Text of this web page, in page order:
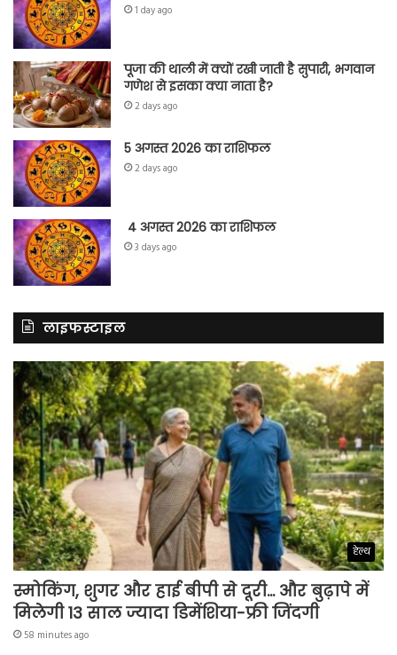
1 day ago
पूजा की थाली में क्यों रखी जाती है सुपारी, भगवान
गणेश से इसका क्या नाता है?
2 days ago
5 अगस्त 2026 का राशिफल
2 days ago
4 अगस्त 2026 का राशिफल
3 days ago
लाइफस्टाइल
हेल्थ
स्मोकिंग, शुगर और हाई बीपी से दूरी… और बुढ़ापे में
मिलेगी 13 साल ज्यादा डिमेंशिया-फ्री जिंदगी
58 minutes ago